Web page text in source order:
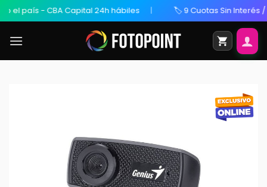
país - CBA Capital 24h hábiles 🏷️ 9 Cuotas Sin Interés /